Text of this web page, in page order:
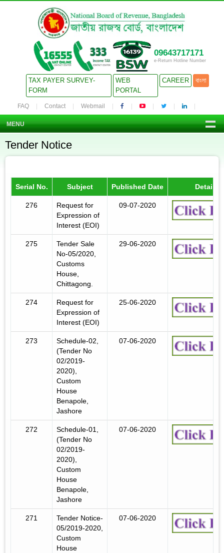
09643717171
e-Return Hotline Number
TAX PAYER SURVEY-
FORM
WEB
PORTAL
CAREER বাংলা
FAQ Contact Webmail
MENU
Tender Notice
Serial No. Subject Published Date Details
276
Request for
Expression of
Interest (EOI)
09-07-2020
275
Tender Sale
No-05/2020,
Customs
House,
Chittagong.
29-06-2020
274
Request for
Expression of
Interest (EOI)
25-06-2020
273
Schedule-02,
(Tender No
02/2019-
2020),
Custom
House
Benapole,
Jashore
07-06-2020
272
Schedule-01,
(Tender No
02/2019-
2020),
Custom
House
Benapole,
Jashore
07-06-2020
271
Tender Notice-
05/2019-2020,
Custom
House
07-06-2020